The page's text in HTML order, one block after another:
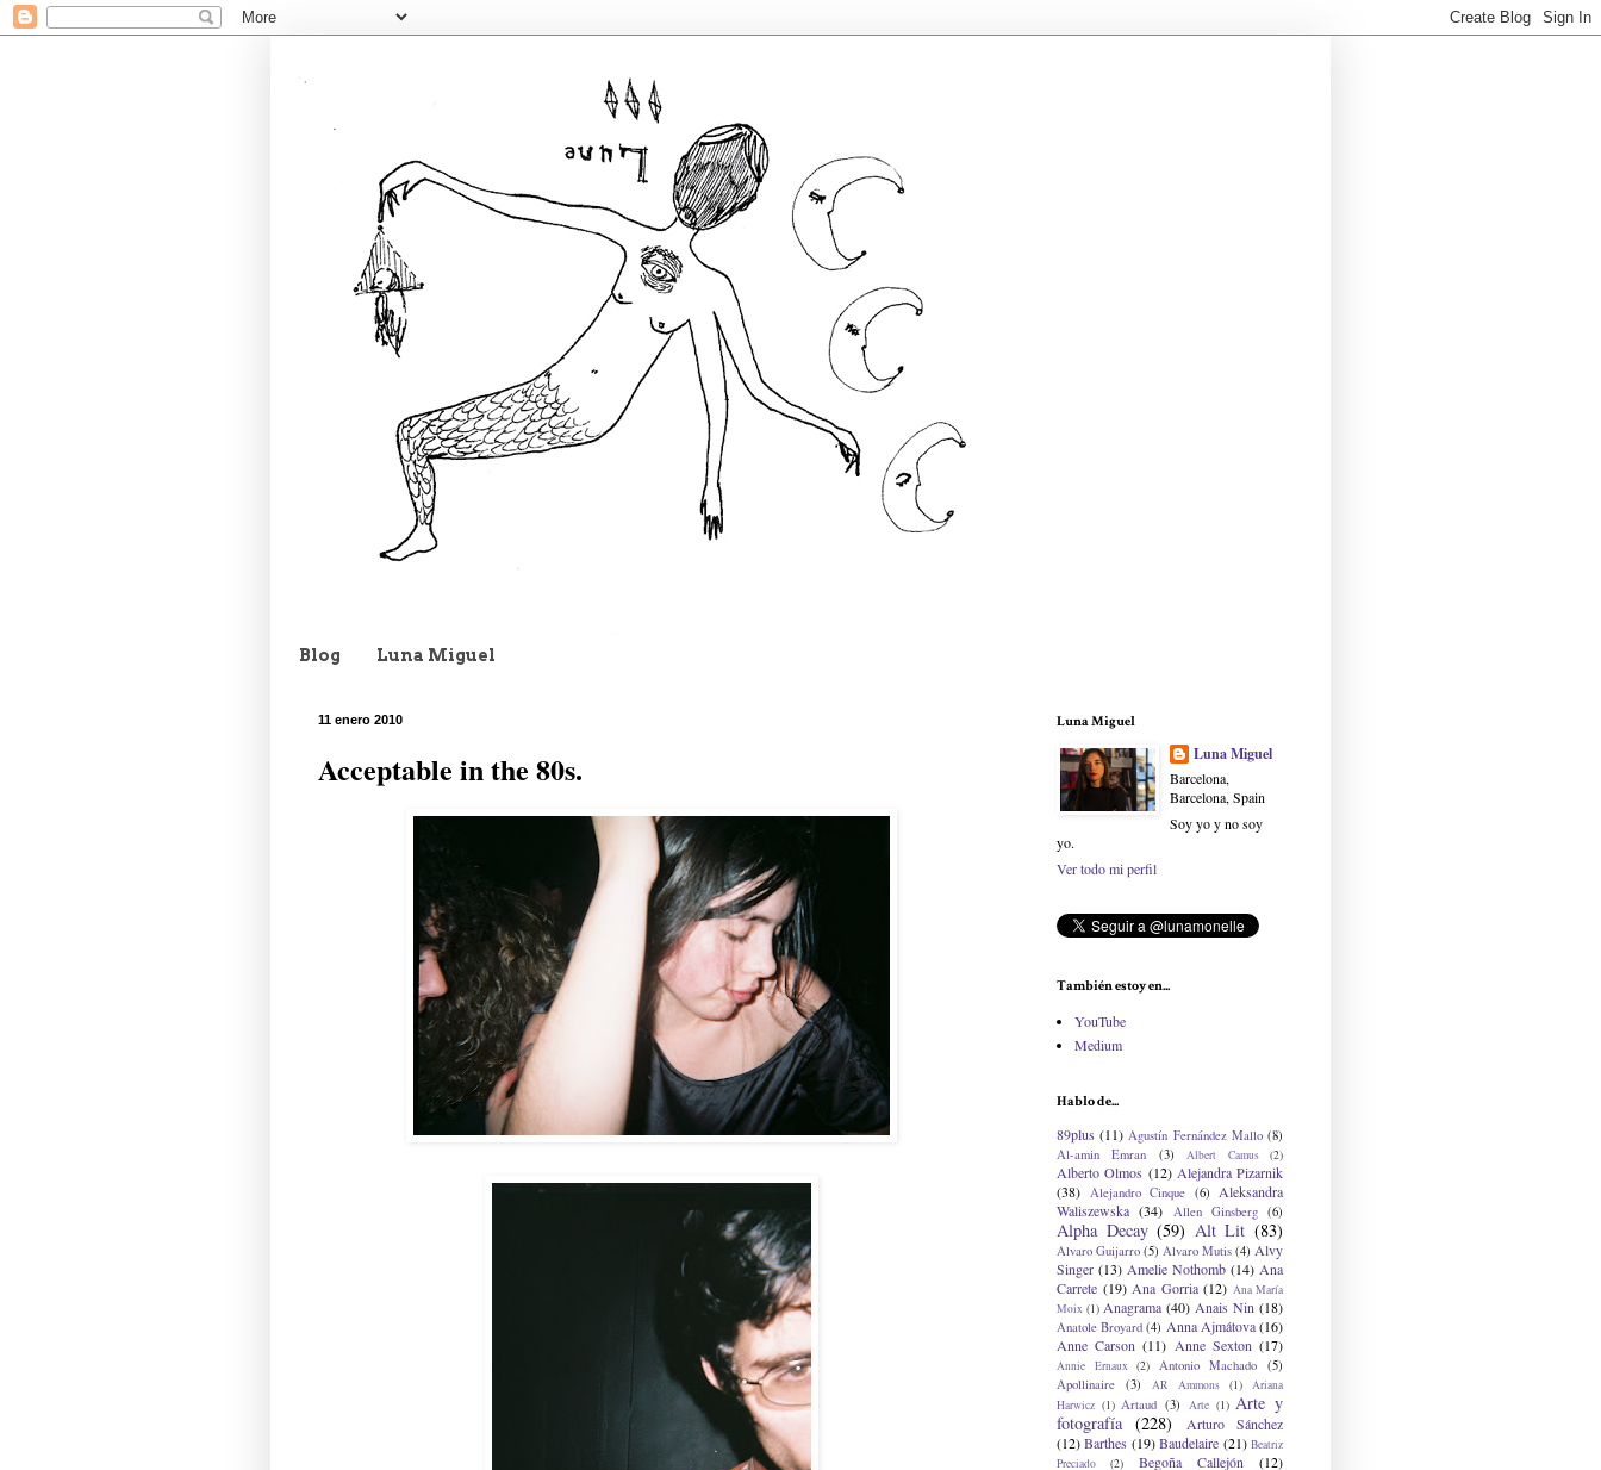
Blog Luna Miguel
11 enero 2010
Acceptable in the 80s.
Luna Miguel
Luna Miguel
Barcelona,
Barcelona, Spain
Soy yo y no soy
yo.
Ver todo mi perfil
También estoy en...
YouTube
Medium
Hablo de...
89plus (11) Agustín Fernández Mallo (8)
Al-amin Emran
(3) Albert Camus (2)
Alberto Olmos (12) Alejandra Pizarnik
(38)
Alejandro Cinque (6)
Aleksandra
Waliszewska (34) Allen Ginsberg (6)
Alpha Decay (59) Alt Lit (83)
Alvaro Guijarro (5) Alvaro Mutis (4) Alvy
Singer (13) Amelie Nothomb (14) Ana
Carrete (19) Ana Gorria (12) Ana María
Moix (1) Anagrama (40) Anais Nin (18)
Anatole Broyard (4) Anna Ajmátova (16)
Anne Carson (11) Anne Sexton (17)
Annie Ernaux (2) Antonio Machado
(5)
Apollinaire
(3) AR Ammons (1)
Ariana
Harwicz (1) Artaud (3) Arte (1) Arte y
fotografía (228)
Arturo Sánchez
(12) Barthes (19) Baudelaire (21) Beatriz
Preciado
(2) Begoña Callejón (12)